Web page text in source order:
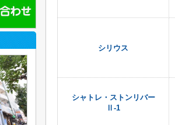
シリウス
シャトレ・ストンリバー
Ⅱ-1